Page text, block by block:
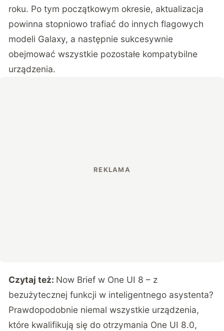
roku. Po tym początkowym okresie, aktualizacja
powinna stopniowo trafiać do innych flagowych
modeli Galaxy, a następnie sukcesywnie
obejmować wszystkie pozostałe kompatybilne
urządzenia.
Czytaj też: Now Brief w One UI 8 – z
bezużytecznej funkcji w inteligentnego asystenta?
Prawdopodobnie niemal wszystkie urządzenia,
które kwalifikują się do otrzymania One UI 8.0,